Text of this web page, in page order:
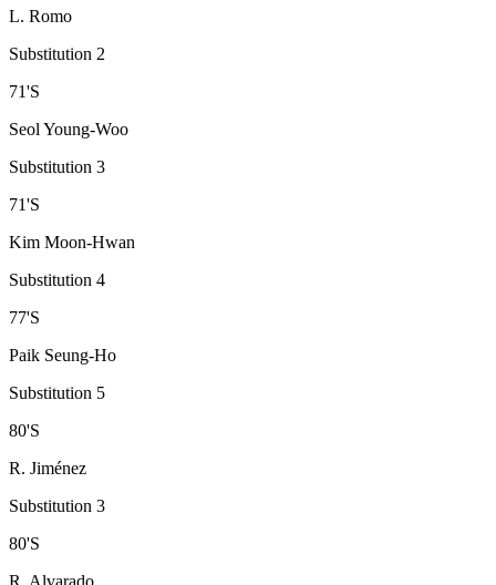
L. Romo
Substitution 2
71'S
Seol Young-Woo
Substitution 3
71'S
Kim Moon-Hwan
Substitution 4
77'S
Paik Seung-Ho
Substitution 5
80'S
R. Jiménez
Substitution 3
80'S